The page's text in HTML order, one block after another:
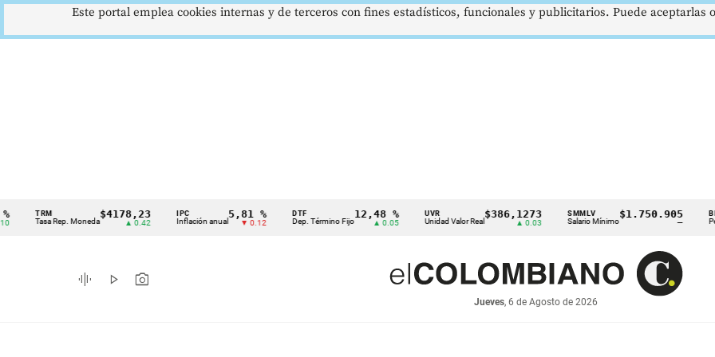
Cintillo
indicadores
económicos
TRM
Tasa Rep. Moneda
$4178,23
▲ 0.42
IPC
Inflación anual
5,81 %
▼ 0.12
DTF
Dep. Término Fijo
12,48 %
▲ 0.05
UVR
Unidad Valor Real
$386,1273
▲ 0.03
SMMLV
Salario Mínimo
$1.750.905 BRENT
Petróleo
graphic_eq play_arrow photo_camera
Jueves, 6 de Agosto de 2026
Este portal emplea cookies internas y de terceros con fines estadísticos, funcionales y publicitarios. Puede aceptarlas